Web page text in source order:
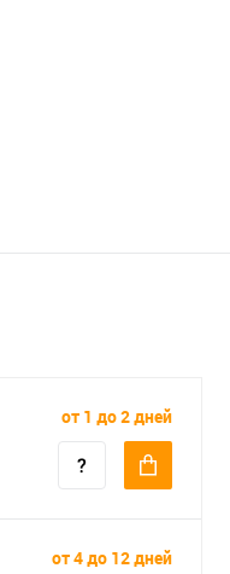
от 1 до 2 дней
от 4 до 12 дней